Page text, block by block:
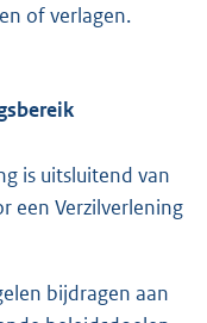
of verlagen.
is uitsluitend van
een Verzilverlening
bijdragen aan